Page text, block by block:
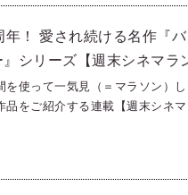
、紺野ミクがご紹介します。
！ 愛され続ける名作『バ
シリーズ【週末シネマラ
を使って一気見（＝マラソン）
品をご紹介する連載【週末シネ
メの中から、singles編集部メン
今回は、SFとアクションが大好
フューチャー』シリーズをご紹